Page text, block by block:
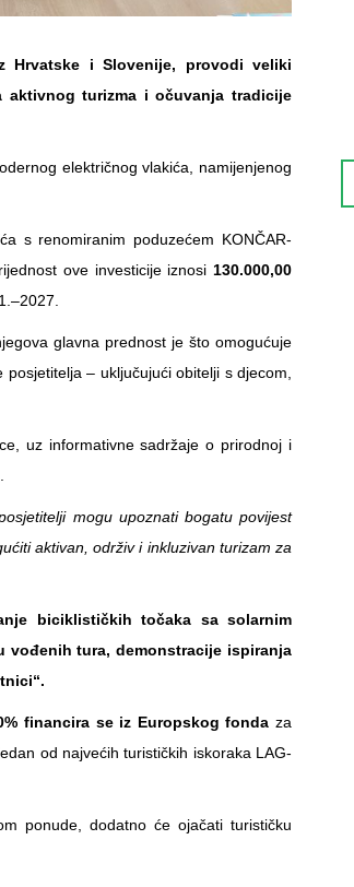
Hrvatske i Slovenije, provodi veliki
aktivnog turizma i očuvanja tradicije
električnog vlakića, namijenjenog
s renomiranim poduzećem KONČAR-
ove investicije iznosi 130.000,00
glavna prednost je što omogućuje
– uključujući obitelji s djecom,
uz informativne sadržaje o prirodnoj i
mogu upoznati bogatu povijest
aktivan, održiv i inkluzivan turizam za
biciklističkih točaka sa solarnim
vođenih tura, demonstracije ispiranja
financira se iz Europskog fondaza
od najvećih turističkih iskoraka LAG-
ponude, dodatno će ojačati turističku